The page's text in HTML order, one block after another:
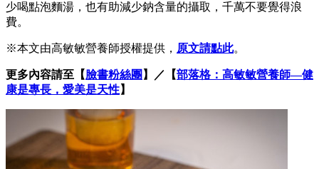
少喝點泡麵湯，也有助減少鈉含量的攝取，千萬不要覺得浪
費。
※本文由高敏敏營養師授權提供， 原文請點此。
更多內容請至 【臉書粉絲團 】 ／【部落格： 高敏敏營養師—健
康是專長，愛美是天性】